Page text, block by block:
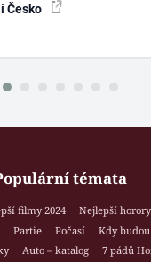
Česko
témata
filmy 2024 Nejlepší horory
Partie Počasí
Kdy
Auto – katalog
7 pádů